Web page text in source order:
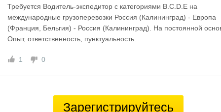
Требуется Водитель-экспедитор с категориями B.C.D.E на
международные грузоперевозки Россия (Калининград) - Европа
(Франция, Бельгия) - Россия (Калининград). На постоянной
Опыт, ответственность, пунктуальность.
1 0
Зарегистрируйтесь